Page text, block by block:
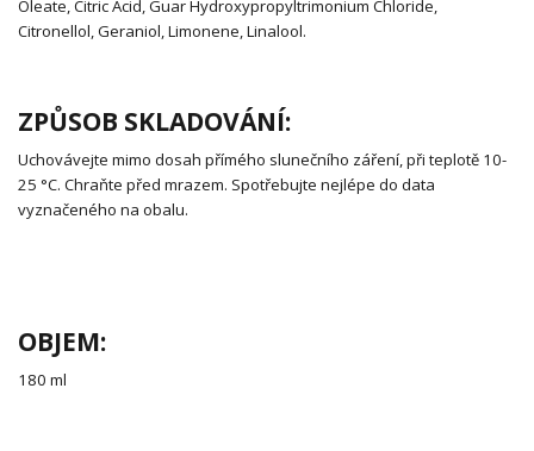
Oleate, Citric Acid, Guar Hydroxypropyltrimonium Chloride,
Citronellol, Geraniol, Limonene, Linalool.
ZPŮSOB SKLADOVÁNÍ:
Uchovávejte mimo dosah přímého slunečního záření, při teplotě 10-
25 °C. Chraňte před mrazem. Spotřebujte nejlépe do data
vyznačeného na obalu.
OBJEM:
180 ml